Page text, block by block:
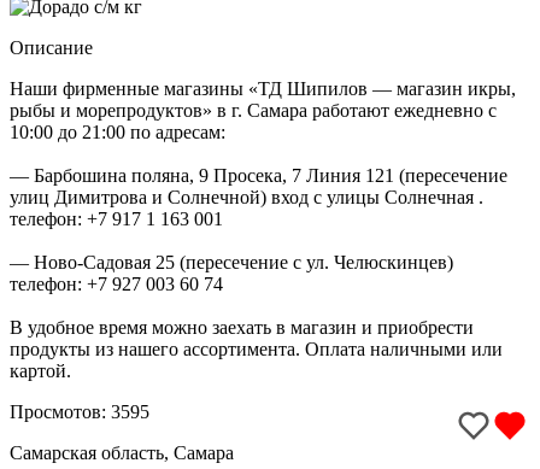
Описание
Наши фирменные магазины «ТД Шипилов — магазин икры,
рыбы и морепродуктов» в г. Самара работают ежедневно с
10:00 до 21:00 по адресам:
— Барбошина поляна, 9 Просека, 7 Линия 121 (пересечение
улиц Димитрова и Солнечной) вход с улицы Солнечная .
телефон: +7 917 1 163 001
— Ново-Садовая 25 (пересечение с ул. Челюскинцев)
телефон: +7 927 003 60 74
В удобное время можно заехать в магазин и приобрести
продукты из нашего ассортимента. Оплата наличными или
картой.
Просмотов: 3595
Самарская область, Самара